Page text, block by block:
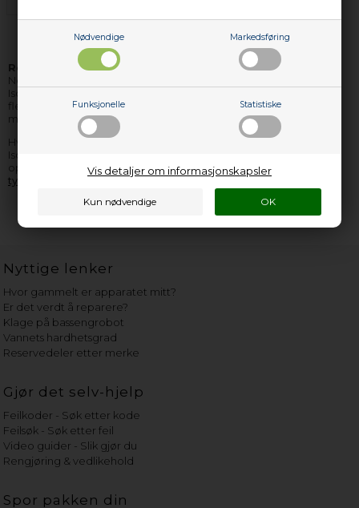
Nødvendige Markedsføring
Funksjonelle Statistiske
Vis detaljer om informasjonskapsler
Reservedeler og tilbehør til Isomac
hvitevarer finner du hos
Nettoparts. Vi har et stort lager av reservedeler til stort sett alle
Isomac apparater, og de delene vi ikke har på lager, kan vi i de
fleste tilfellene skaffe hjem, så raskt, at du ikke behøver vente
mere enn få dager på levering.
Hvis du har bruk for hjelp til å finne korrekte reservedeler til ditt
Isomac apparat, er du velkommen til å
opplyse så mange informasjoner som overhodet mulig fra
typeskiltet
Nyttige lenker
Hvor gammelt er apparatet mitt?
Er det verdt å reparere?
Klage på bassengrobot
Vannets hardhetsgrad
Reservedeler etter merke
Gjør det selv-hjelp
Feilkoder - Søk etter kode
Feilsøk - Søk etter feil
Video guider - Slik gjør du
Rengjøring & vedlikehold
Spor pakken din